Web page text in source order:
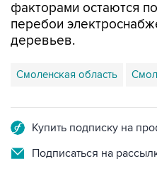
деревьев.
Смоленская область
Подписаться на
Получать
канале